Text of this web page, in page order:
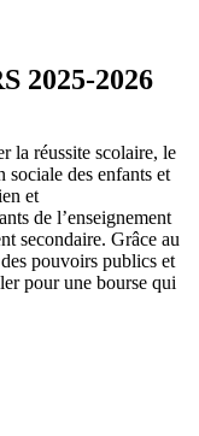
2025-2026
la réussite scolaire, le
sociale des enfants et
et
de l’enseignement
secondaire. Grâce au
pouvoirs publics et
pour une bourse qui